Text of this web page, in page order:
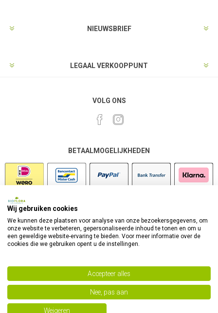
NIEUWSBRIEF
LEGAAL VERKOOPPUNT
VOLG ONS
BETAALMOGELIJKHEDEN
Powered bynopCommerce
Copyright 2026 Bioflora Health Products. Alle rechten
Wij gebruiken cookies
We kunnen deze plaatsen voor analyse van onze bezoekersgegevens, om
onze website te verbeteren, gepersonaliseerde inhoud te tonen en om u
een geweldige website-ervaring te bieden. Voor meer informatie over de
cookies die we gebruiken opent u de instellingen.
Accepteer alles
Nee, pas aan
Weigeren